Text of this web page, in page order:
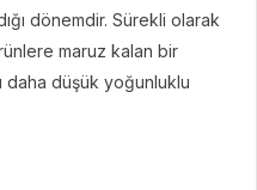
dönemdir. Sürekli olarak
maruz kalan bir
daha düşük yoğunluklu